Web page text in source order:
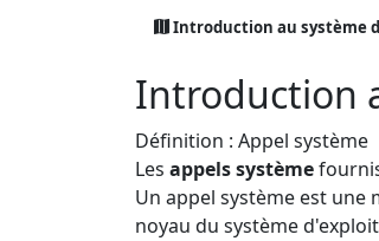
Introduction au système
Introduction
Définition : Appel système
Les appels système
Un appel système est
noyau du système